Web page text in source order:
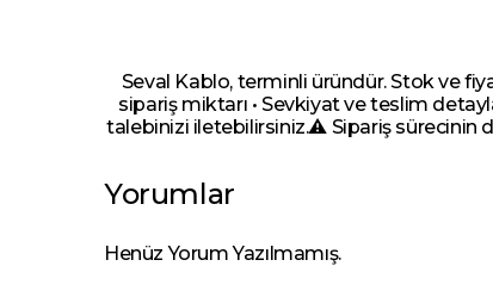
Seval Kablo, terminli üründür. Stok ve
sipariş miktarı • Sevkiyat ve teslim
talebinizi iletebilirsiniz.⚠️ Sipariş sürecinin
Yorumlar
Henüz Yorum Yazılmamış.